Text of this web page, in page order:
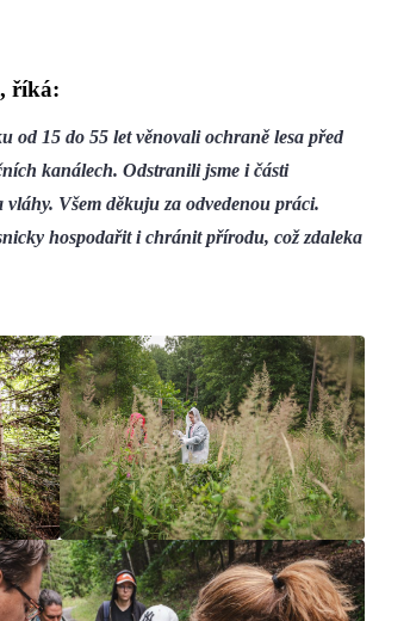
říká:
od 15 do 55 let věnovali ochraně lesa před
kanálech. Odstranili jsme i části
Všem děkuju za odvedenou práci.
hospodařit i chránit přírodu, což zdaleka